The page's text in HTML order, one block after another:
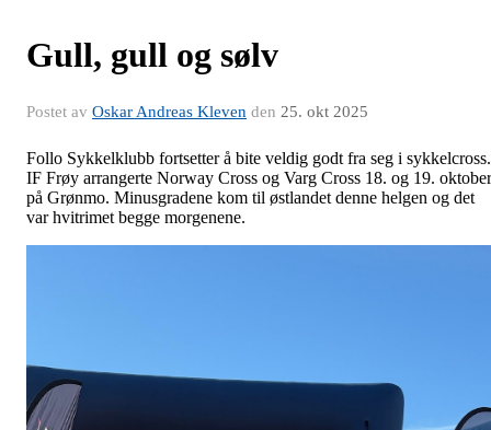
Gull, gull og sølv
Postet av Oskar Andreas Kleven den 25. okt 2025
Follo Sykkelklubb fortsetter å bite veldig godt fra seg i sykkelcross.
IF Frøy arrangerte Norway Cross og Varg Cross 18. og 19. oktober
på Grønmo. Minusgradene kom til østlandet denne helgen og det
var hvitrimet begge morgenene.